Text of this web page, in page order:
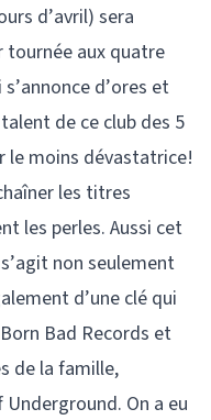
d’avril) sera
tournée aux quatre
d’ores et
de ce club des 5
le moins dévastatrice!
les titres
les perles. Aussi cet
non seulement
d’une clé qui
Bad Records et
de la famille,
On a eu